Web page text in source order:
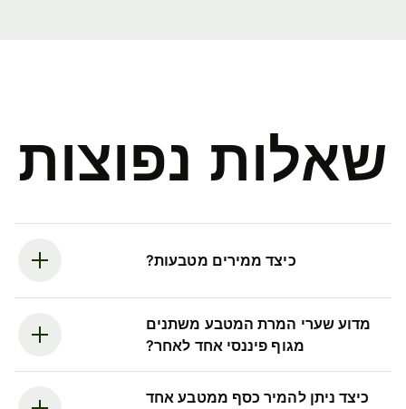
שאלות נפוצות
כיצד ממירים מטבעות?
מדוע שערי המרת המטבע משתנים
מגוף פיננסי אחד לאחר?
כיצד ניתן להמיר כסף ממטבע אחד